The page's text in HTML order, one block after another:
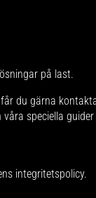
på last.
du gärna
våra speciella
integritetspolicy.